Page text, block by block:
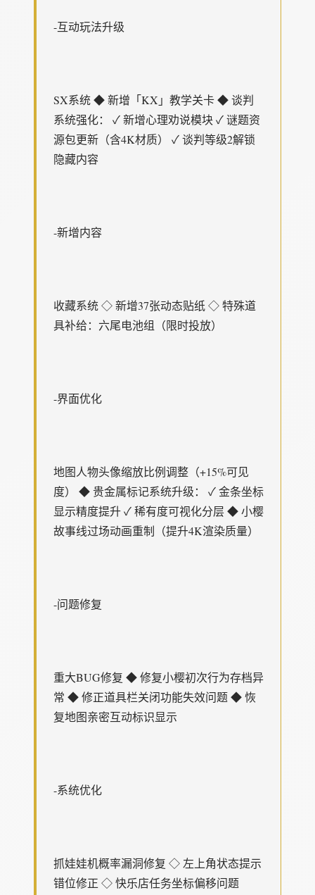
-互动玩法升级
SX系统 ◆ 新增「KX」教学关卡 ◆ 谈判
系统强化： ✓ 新增心理劝说模块 ✓ 谜题资
源包更新（含4K材质） ✓ 谈判等级2解锁
隐藏内容
-新增内容
收藏系统 ◇ 新增37张动态贴纸 ◇ 特殊道
具补给：六尾电池组（限时投放）
-界面优化
地图人物头像缩放比例调整（+15%可见
度） ◆ 贵金属标记系统升级： ✓ 金条坐标
显示精度提升 ✓ 稀有度可视化分层 ◆ 小樱
故事线过场动画重制（提升4K渲染质量）
-问题修复
重大BUG修复 ◆ 修复小樱初次行为存档异
常 ◆ 修正道具栏关闭功能失效问题 ◆ 恢
复地图亲密互动标识显示
-系统优化
抓娃娃机概率漏洞修复 ◇ 左上角状态提示
错位修正 ◇ 快乐店任务坐标偏移问题